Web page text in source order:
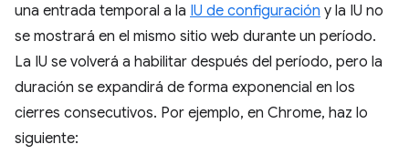
una entrada temporal a la IU de configuración y la IU no
se mostrará en el mismo sitio web durante un período.
La IU se volverá a habilitar después del período, pero la
duración se expandirá de forma exponencial en los
cierres consecutivos. Por ejemplo, en Chrome, haz lo
siguiente: